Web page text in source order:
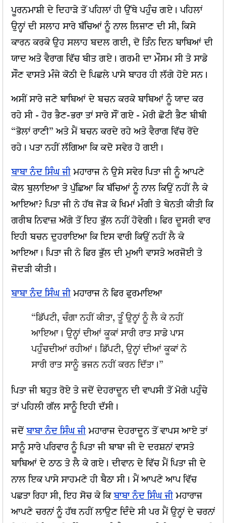
ਪੂਰਨਮਾਸ਼ੀ ਦੇ ਦਿਹਾੜੇ ਤੋਂ ਪਹਿਲਾਂ ਹੀ ਉੱਥੇ ਪਹੁੰਚ ਗਏ। ਪਹਿਲਾਂ
ਉਨ੍ਹਾਂ ਦੀ ਸਲਾਹ ਸਾਰੇ ਬੱਚਿਆਂ ਨੂੰ ਨਾਲ ਲਿਜਾਣ ਦੀ ਸੀ, ਕਿਸੇ
ਕਾਰਨ ਕਰਕੇ ਉਹ ਸਲਾਹ ਬਦਲ ਗਈ, ਦੋ ਤਿੰਨ ਦਿਨ ਬਾਬਿਆਂ ਦੀ
ਯਾਦ ਅਤੇ ਵੈਰਾਗ ਵਿੱਚ ਬੀਤ ਗਏ। ਗਰਮੀ ਦਾ ਮੌਸਮ ਸੀ ਤੇ ਸਾਡੇ
ਸੌਣ ਵਾਸਤੇ ਮੰਜੇ ਕੋਠੀ ਦੇ ਪਿਛਲੇ ਪਾਸੇ ਬਾਹਰ ਹੀ ਲੱਗੇ ਹੋਏ ਸਨ।
ਅਸੀਂ ਸਾਰੇ ਜਣੇ ਬਾਬਿਆਂ ਦੇ ਬਚਨ ਕਰਕੇ ਬਾਬਿਆਂ ਨੂੰ ਯਾਦ ਕਰ
ਰਹੇ ਸੀ - ਹੋਰ ਭੈਣ-ਭਰਾ ਤਾਂ ਸਾਰੇ ਸੌਂ ਗਏ - ਮੇਰੀ ਛੋਟੀ ਭੈਣ ਬੀਬੀ
“ਭੋਲਾਂ ਰਾਣੀ” ਅਤੇ ਮੈਂ ਬਚਨ ਕਰਦੇ ਰਹੇ ਅਤੇ ਵੈਰਾਗ ਵਿੱਚ ਰੋਂਦੇ
ਰਹੇ। ਪਤਾ ਨਹੀਂ ਲੱਗਿਆ ਕਿ ਕਦੋ ਸਵੇਰ ਹੋ ਗਈ।
ਬਾਬਾ ਨੰਦ ਸਿੰਘ ਜੀ ਮਹਾਰਾਜ ਨੇ ਉਸੇ ਸਵੇਰ ਪਿਤਾ ਜੀ ਨੂੰ ਆਪਣੇ
ਕੋਲ ਬੁਲਾਇਆ ਤੇ ਪੁੱਛਿਆ ਕਿ ਬੱਚਿਆਂ ਨੂੰ ਨਾਲ ਕਿਉਂ ਨਹੀਂ ਲੈ ਕੇ
ਆਇਆ? ਪਿਤਾ ਜੀ ਨੇ ਹੱਥ ਜੋੜ ਕੇ ਖਿਮਾਂ ਮੰਗੀ ਤੇ ਬੇਨਤੀ ਕੀਤੀ ਕਿ
ਗਰੀਬ ਨਿਵਾਜ਼ ਅੱਗੇ ਤੋਂ ਇਹ ਭੁੱਲ ਨਹੀਂ ਹੋਵੇਗੀ। ਫਿਰ ਦੂਸਰੀ ਵਾਰ
ਇਹੀ ਬਚਨ ਦੁਹਰਾਇਆ ਕਿ ਇਸ ਵਾਰੀ ਕਿਉਂ ਨਹੀਂ ਲੈ ਕੇ
ਆਇਆ। ਪਿਤਾ ਜੀ ਨੇ ਫਿਰ ਭੁੱਲ ਦੀ ਮੁਆੀ ਵਾਸਤੇ ਅਰਜੋਈ ਤੇ
ਜੋਦੜੀ ਕੀਤੀ।
ਬਾਬਾ ਨੰਦ ਸਿੰਘ ਜੀ ਮਹਾਰਾਜ ਨੇ ਫਿਰ ਫੁਰਮਾਇਆ
“ਡਿੱਪਟੀ, ਚੰਗਾ ਨਹੀਂ ਕੀਤਾ, ਤੂੰ ਉਨ੍ਹਾਂ ਨੂੰ ਲੈ ਕੇ ਨਹੀਂ
ਆਇਆ। ਉਨ੍ਹਾਂ ਦੀਆਂ ਕੂਕਾਂ ਸਾਰੀ ਰਾਤ ਸਾਡੇ ਪਾਸ
ਪਹੁੰਚਦੀਆਂ ਰਹੀਆਂ। ਡਿੱਪਟੀ, ਉਨ੍ਹਾਂ ਦੀਆਂ ਕੂਕਾਂ ਨੇ
ਸਾਰੀ ਰਾਤ ਸਾਨੂੰ ਭਜਨ ਨਹੀਂ ਕਰਨ ਦਿੱਤਾ।”
ਪਿਤਾ ਜੀ ਬਹੁਤ ਰੋਏ ਤੇ ਜਦੋਂ ਦੇਹਰਾਦੂਨ ਦੀ ਵਾਪਸੀ ਤੋਂ ਮੋਗੇ ਪਹੁੰਚੇ
ਤਾਂ ਪਹਿਲੀ ਗੱਲ ਸਾਨੂੰ ਇਹੀ ਦੱਸੀ।
ਜਦੋਂ ਬਾਬਾ ਨੰਦ ਸਿੰਘ ਜੀ ਮਹਾਰਾਜ ਦੇਹਰਾਦੂਨ ਤੋਂ ਵਾਪਸ ਆਏ ਤਾਂ
ਸਾਨੂੰ ਸਾਰੇ ਪਰਿਵਾਰ ਨੂੰ ਪਿਤਾ ਜੀ ਬਾਬਾ ਜੀ ਦੇ ਦਰਸ਼ਨਾਂ ਵਾਸਤੇ
ਬਾਬਿਆਂ ਦੇ ਠਾਠ ਤੇ ਲੈ ਕੇ ਗਏ। ਦੀਵਾਨ ਦੇ ਵਿੱਚ ਮੈਂ ਪਿਤਾ ਜੀ ਦੇ
ਨਾਲ ਇਕ ਪਾਸੇ ਸਾਹਮਣੇ ਹੀ ਬੈਠਾ ਸੀ। ਮੈਂ ਆਪਣੇ ਆਪ ਵਿੱਚ
ਪਛਤਾ ਰਿਹਾ ਸੀ, ਇਹ ਸੋਚ ਕੇ ਕਿ ਬਾਬਾ ਨੰਦ ਸਿੰਘ ਜੀ ਮਹਾਰਾਜ
ਆਪਣੇ ਚਰਨਾਂ ਨੂੰ ਹੱਥ ਨਹੀਂ ਲਾਉਣ ਦਿੰਦੇ ਸੀ ਪਰ ਮੈਂ ਉਨ੍ਹਾਂ ਦੇ ਚਰਨਾਂ